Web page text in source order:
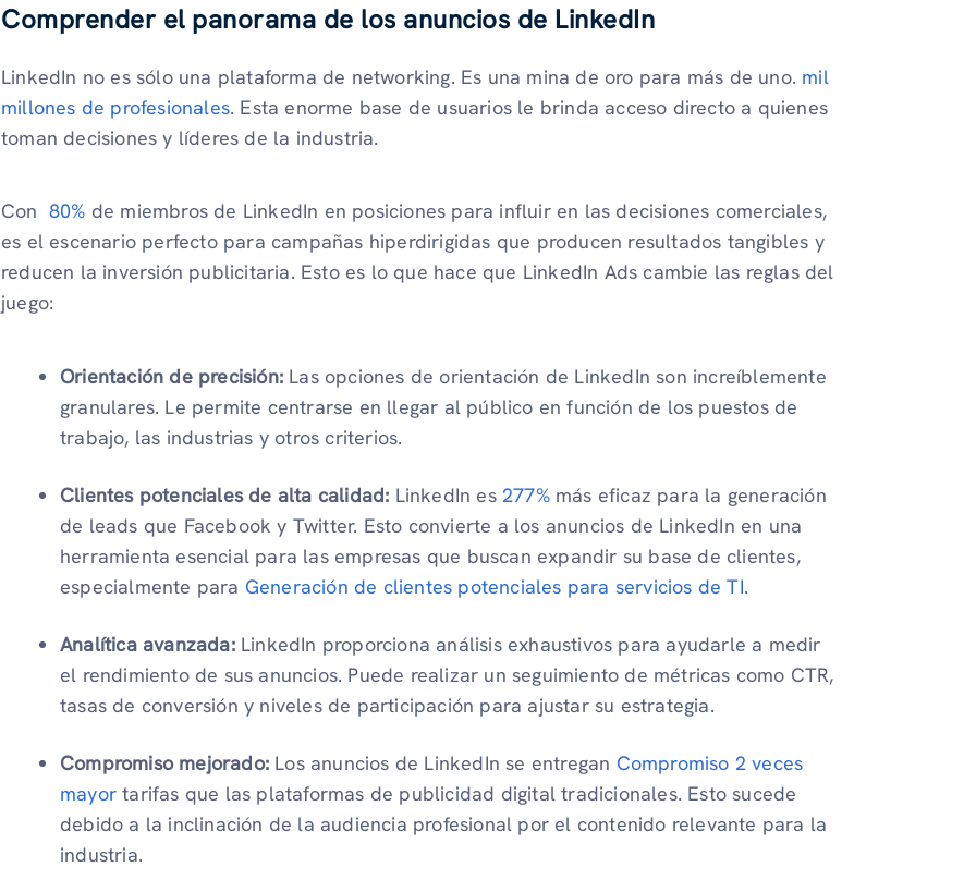
Comprender el panorama de los anuncios de LinkedIn
LinkedIn no es sólo una plataforma de networking. Es una mina de oro para más de uno. mil
millones de profesionales. Esta enorme base de usuarios le brinda acceso directo a quienes
toman decisiones y líderes de la industria.
Con80% de miembros de LinkedIn en posiciones para influir en las decisiones comerciales,
es el escenario perfecto para campañas hiperdirigidas que producen resultados tangibles y
reducen la inversión publicitaria. Esto es lo que hace que LinkedIn Ads cambie las reglas del
juego:
Orientación de precisión: Las opciones de orientación de LinkedIn son increíblemente
granulares. Le permite centrarse en llegar al público en función de los puestos de
trabajo, las industrias y otros criterios.
Clientes potenciales de alta calidad: LinkedIn es277%más eficaz para la generación
de leads que Facebook y Twitter. Esto convierte a los anuncios de LinkedIn en una
herramienta esencial para las empresas que buscan expandir su base de clientes,
especialmente para Generación de clientes potenciales para servicios de TI.
Analítica avanzada:LinkedIn proporciona análisis exhaustivos para ayudarle a medir
el rendimiento de sus anuncios. Puede realizar un seguimiento de métricas como CTR,
tasas de conversión y niveles de participación para ajustar su estrategia.
Compromiso mejorado: Los anuncios de LinkedIn se entregan Compromiso 2 veces
mayor tarifas que las plataformas de publicidad digital tradicionales. Esto sucede
debido a la inclinación de la audiencia profesional por el contenido relevante para la
industria.